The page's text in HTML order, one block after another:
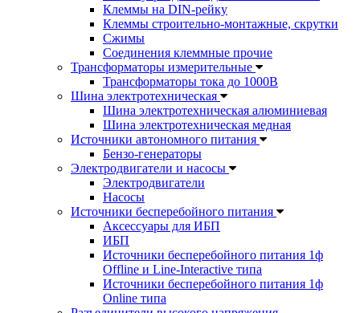
Клеммы на DIN-рейку
Клеммы строительно-монтажные, скрутки
Сжимы
Соединения клеммные прочие
Трансформаторы измерительные
Трансформаторы тока до 1000В
Шина электротехническая
Шина электротехническая алюминиевая
Шина электротехническая медная
Источники автономного питания
Бензо-генераторы
Электродвигатели и насосы
Электродвигатели
Насосы
Источники бесперебойного питания
Аксессуары для ИБП
ИБП
Источники бесперебойного питания 1ф
Offline и Line-Interactive типа
Источники бесперебойного питания 1ф
Online типа